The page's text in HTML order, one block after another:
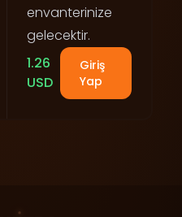
envanterinize
gelecektir.
1.26
USD
Giriş
Yap